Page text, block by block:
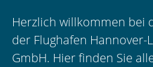
Herzlich willkommen bei
der Flughafen Hannover-
GmbH. Hier finden Sie